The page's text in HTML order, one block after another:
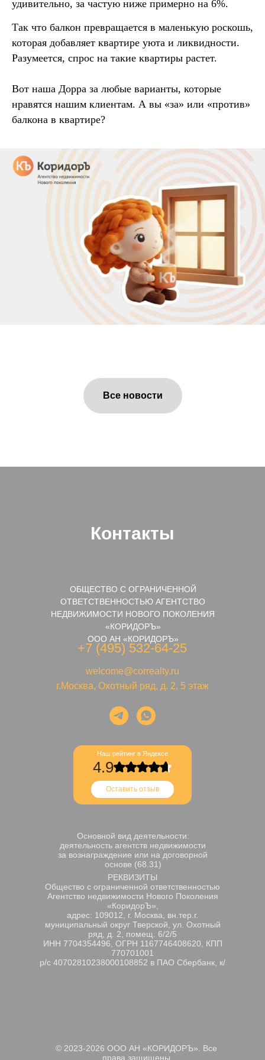
удивительно, за частую ниже примерно на 6%.
Так что балкон превращается в маленькую роскошь,
которая добавляет квартире уюта и ликвидности.
Разумеется, спрос на такие квартиры растет.
Вот наша Дорра за любые варианты, которые
нравятся нашим клиентам. А вы «за» или «против»
балкона в квартире?
Все новости
ОБЩЕСТВО С ОГРАНИЧЕННОЙ
ОТВЕТСТВЕННОСТЬЮ АГЕНТСТВО
НЕДВИЖИМОСТИ НОВОГО ПОКОЛЕНИЯ
«КОРИДОРЪ»
ООО АН «КОРИДОРЪ»
Контакты
г.Москва, Охотный ряд, д. 2, 5 этаж
+7 (495) 532-64-25
welcome@correalty.ru
Наш рейтинг в Яндексе
Оставить отзыв
4.9
Основной вид деятельности:
деятельность агентств недвижимости
за вознаграждение или на договорной
основе (68.31)
РЕКВИЗИТЫ
Общество с ограниченной ответственностью
Агентство недвижимости Нового Поколения
«КоридорЪ»,
адрес: 109012, г. Москва, вн.тер.г.
муниципальный округ Тверской, ул. Охотный
ряд, д. 2, помещ. 6/2/5
ИНН 7704354496, ОГРН 1167746408620, КПП
770701001
р/с 40702810238000108852 в ПАО Сбербанк, к/
© 2023-2026 ООО АН «КОРИДОРЪ». Все
права защищены